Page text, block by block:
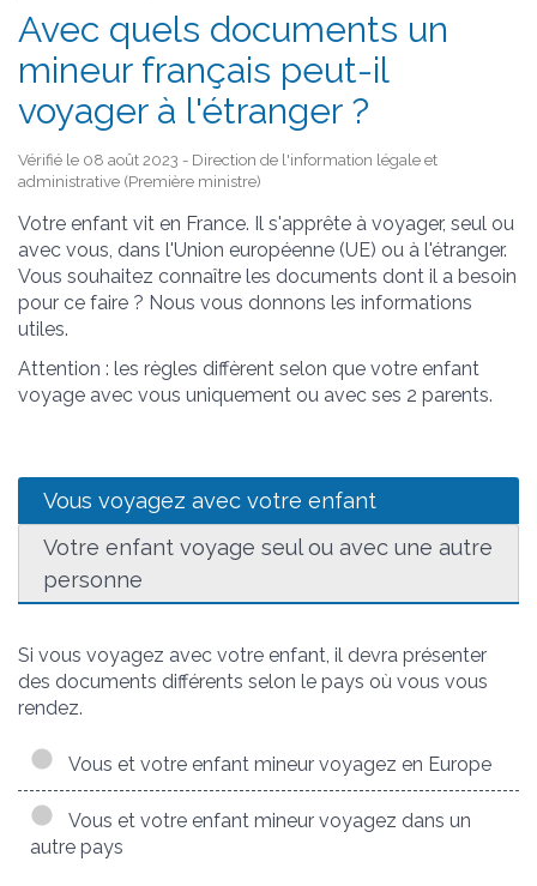
Avec quels documents un
mineur français peut-il
voyager à l'étranger ?
Vérifié le 08 août 2023 - Direction de l'information légale et
administrative (Première ministre)
Votre enfant vit en France. Il s'apprête à voyager, seul ou
avec vous, dans l'Union européenne (UE) ou à l'étranger.
Vous souhaitez connaître les documents dont il a besoin
pour ce faire ? Nous vous donnons les informations
utiles.
Attention : les règles diffèrent selon que votre enfant
voyage avec vous uniquement ou avec ses 2 parents.
Vous voyagez avec votre enfant
Votre enfant voyage seul ou avec une autre
personne
Si vous voyagez avec votre enfant, il devra présenter
des documents différents selon le pays où vous vous
rendez.
Vous et votre enfant mineur voyagez en Europe
Vous et votre enfant mineur voyagez dans un
autre pays